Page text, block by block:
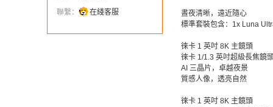
聯繫：
在綫客服
晝夜清晰，遠近隨心
標準套裝包含：1x Luna
徠卡 1 英吋 8K 主鏡頭
徠卡 1/1.3 英吋超級長焦鏡
AI 三晶片，卓越夜景
質感人像，透亮自然
徠卡 1 英吋 8K 主鏡頭